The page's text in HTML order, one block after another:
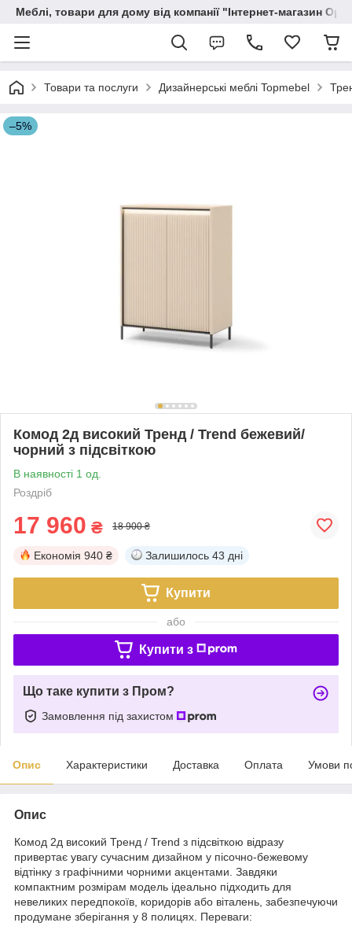
Меблі, товари для дому від компанії "Інтернет-магазин
Товари та послуги Дизайнерські меблі Topmebel
–5%
Комод 2д високий Тренд / Trend бежевий/
чорний з підсвіткою
В наявності 1 од.
Роздріб
17 960 ₴ 18 900 ₴
Економія 940 ₴ Залишилось 43 дні
Купити
або
Купити з
Що таке купити з Пром?
Замовлення під захистом
Опис Характеристики Доставка Оплата Умови
Опис
Комод 2д високий Тренд / Trend з підсвіткою відразу
привертає увагу сучасним дизайном у пісочно-бежевому
відтінку з графічними чорними акцентами. Завдяки
компактним розмірам модель ідеально підходить для
невеликих передпокоїв, коридорів або віталень, забезпечуючи
продумане зберігання у 8 полицях. Переваги: